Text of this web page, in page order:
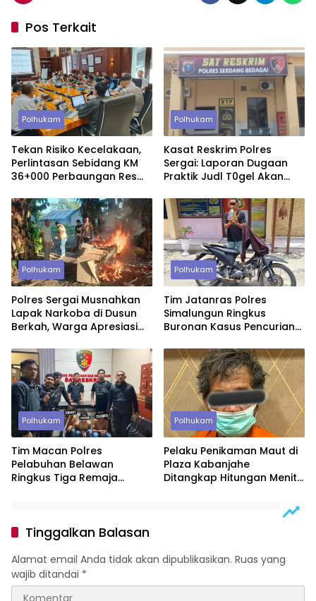
Pos Terkait
Polhukam
Tekan Risiko Kecelakaan,
Perlintasan Sebidang KM
36+000 Perbaungan Resmi
Polhukam
Kasat Reskrim Polres
Sergai: Laporan Dugaan
Praktik Judl T0gel Akan
Polhukam
Polres Sergai Musnahkan
Lapak Narkoba di Dusun
Berkah, Warga Apresiasi
Polhukam
Tim Jatanras Polres
Simalungun Ringkus
Buronan Kasus Pencurian
Polhukam
Tim Macan Polres
Pelabuhan Belawan
Ringkus Tiga Remaja
Polhukam
Pelaku Penikaman Maut di
Plaza Kabanjahe
Ditangkap Hitungan Menit,
Tinggalkan Balasan
Alamat email Anda tidak akan dipublikasikan. Ruas yang
wajib ditandai *